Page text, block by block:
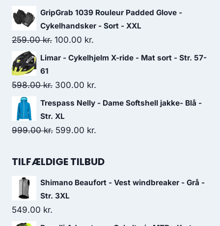
price
was:
1,449.00 kr..
price
is:
GripGrab 1039 Rouleur Padded Glove -
Cykelhandsker - Sort - XXL
259.00kr. Original
price
259.00 kr..
100.00 kr.
price
100.00 kr..
Limar - Cykelhjelm X-ride - Mat sort - Str. 57-
61
598.00kr. Original
price
was:
598.00 kr..
300.00 kr.
price
Trespass Nelly - Dame Softshell jakke- Blå -
Str. XL
999.00kr. Original
was:
599.00 kr.
is:
TILFÆLDIGE TILBUD
Shimano Beaufort - Vest windbreaker - Grå -
Str. 3XL
549.00 kr.